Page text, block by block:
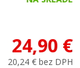
24,90 €
20,24 € bez DPH